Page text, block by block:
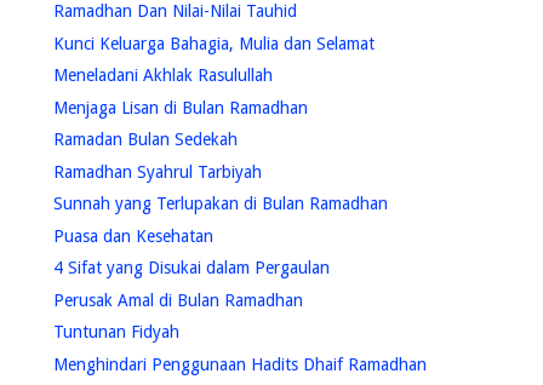
Ramadhan Dan Nilai-Nilai Tauhid
Kunci Keluarga Bahagia, Mulia dan Selamat
Meneladani Akhlak Rasulullah
Menjaga Lisan di Bulan Ramadhan
Ramadan Bulan Sedekah
Ramadhan Syahrul Tarbiyah
Sunnah yang Terlupakan di Bulan Ramadhan
Puasa dan Kesehatan
4 Sifat yang Disukai dalam Pergaulan
Perusak Amal di Bulan Ramadhan
Tuntunan Fidyah
Menghindari Penggunaan Hadits Dhaif Ramadhan